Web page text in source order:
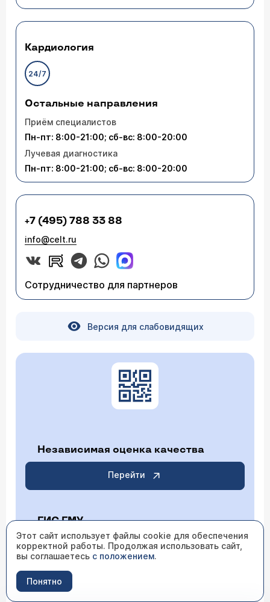
Кардиология
24/7
Остальные направления
Приём специалистов
Пн-пт: 8:00-21:00; сб-вс: 8:00-20:00
Лучевая диагностика
Пн-пт: 8:00-21:00; сб-вс: 8:00-20:00
+7 (495) 788 33 88
info@celt.ru
Сотрудничество для партнеров
Версия для слабовидящих
Независимая оценка качества
Перейти
ГИС ГМУ
Перейти
ИМЕЮТСЯ ПРОТИВОПОКАЗАНИЯ НЕОБХОДИМО
Этот сайт использует файлы cookie для обеспечения
корректной работы. Продолжая использовать сайт,
вы соглашаетесь с положением.
Понятно